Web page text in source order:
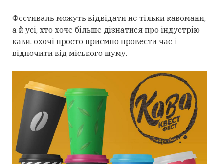
Фестиваль можуть відвідати не тільки кавомани,
а й усі, хто хоче більше дізнатися про індустрію
кави, охочі просто приємно провести час і
відпочити від міського шуму.